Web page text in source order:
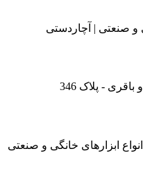
- پلاک 346
ابزارهای خانگی و صنعتی